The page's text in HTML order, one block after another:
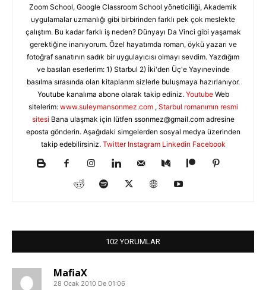
Zoom School, Google Classroom School yöneticiliği, Akademik
uygulamalar uzmanlığı gibi birbirinden farklı pek çok meslekte
çalıştım. Bu kadar farklı iş neden? Dünyayı Da Vinci gibi yaşamak
gerektiğine inanıyorum. Özel hayatımda roman, öykü yazarı ve
fotoğraf sanatının sadık bir uygulayıcısı olmayı sevdim. Yazdığım
ve basılan eserlerim: 1) Starbul 2) İki'den Üç'e Yayınevinde
basılma sırasında olan kitaplarım sizlerle buluşmaya hazırlanıyor.
Youtube kanalıma abone olarak takip ediniz. YoutubeWeb
sitelerim: www.suleymansonmez.com , Starbul romanımın resmi
sitesi Bana ulaşmak için lütfen ssonmez@gmail.comadresine
eposta gönderin. Aşağıdaki simgelerden sosyal medya üzerinden
takip edebilirsiniz. Twitter Instagram Linkedin Facebook
102 YORUMLAR
MafiaX
28 Ocak 2010 De 01:06